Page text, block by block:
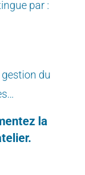
par :
du
la